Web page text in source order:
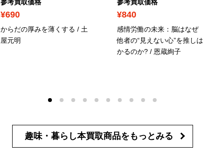
参考買取価格
¥690
からだの厚みを薄くする / 土
屋元明
参考買取価格
¥840
感情労働の未来：脳はなぜ
他者の“見えない心”を推しは
かるのか? / 恩蔵絢子
趣味・暮らし本買取商品を もっとみる